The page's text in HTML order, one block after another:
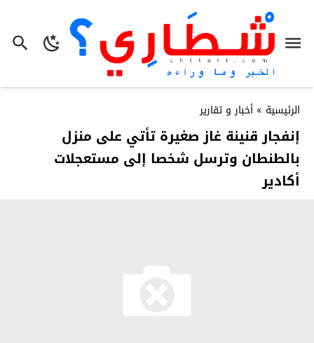
الرئيسية » أخبار و تقارير
إنفجار قنينة غاز صغيرة تأتي على منزل
بالطنطان وترسل شخصا إلى مستعجلات
أكادير